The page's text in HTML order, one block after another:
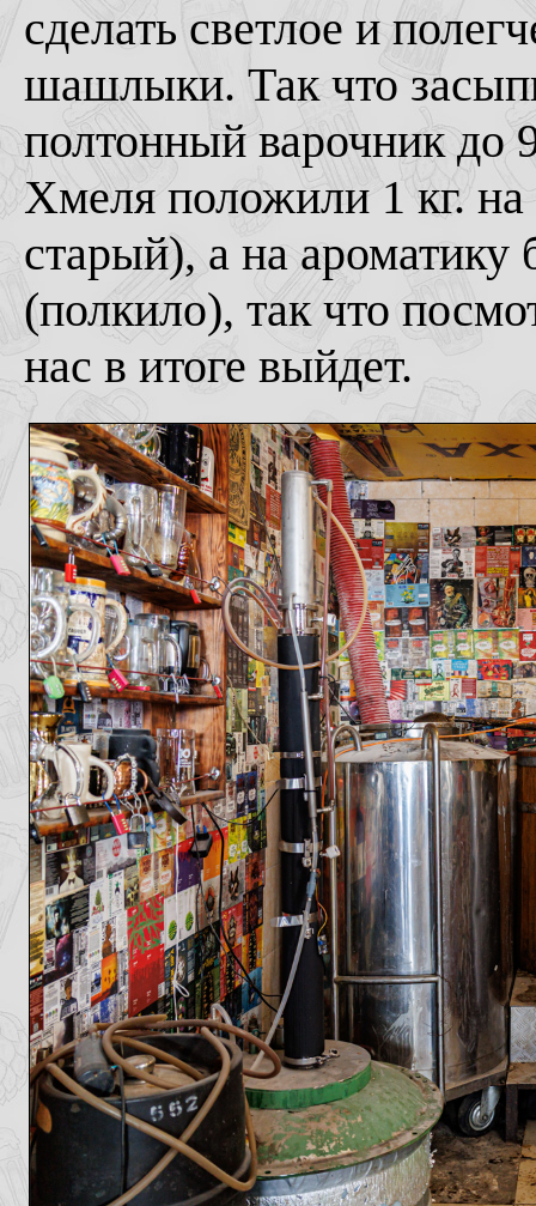
сделать светлое и
шашлыки. Так что
полтонный варочник до
Хмеля положили 1 кг.
старый), а на ароматику
(полкило), так что
нас в итоге выйдет.